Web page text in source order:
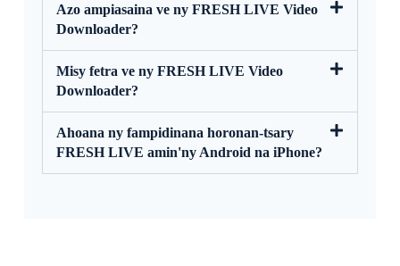
Azo ampiasaina ve ny FRESH LIVE Video
Downloader?
Misy fetra ve ny FRESH LIVE Video
Downloader?
Ahoana ny fampidinana horonan-tsary
FRESH LIVE amin'ny Android na iPhone?